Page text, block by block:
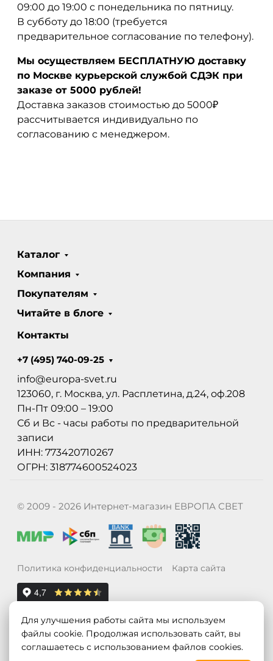
09:00 до 19:00 с понедельника по пятницу.
В субботу до 18:00 (требуется
предварительное согласование по телефону).
Мы осуществляем БЕСПЛАТНУЮ доставку
по Москве курьерской службой СДЭК при
заказе от 5000 рублей!
Доставка заказов стоимостью до 5000₽
рассчитывается индивидуально по
согласованию с менеджером.
Каталог
Компания
Покупателям
Читайте в блоге
Контакты
+7 (495) 740-09-25
info@europa-svet.ru
123060, г. Москва, ул. Расплетина, д.24, оф.208
Пн-Пт 09:00 – 19:00
Сб и Вс - часы работы по предварительной
записи
ИНН: 773420710267
ОГРН: 318774600524023
© 2009 - 2026 Интернет-магазин ЕВРОПА СВЕТ
Политика конфиденциальности Карта сайта
Для улучшения работы сайта мы используем
файлы cookie. Продолжая использовать сайт, вы
соглашаетесь с использованием файлов cookies.